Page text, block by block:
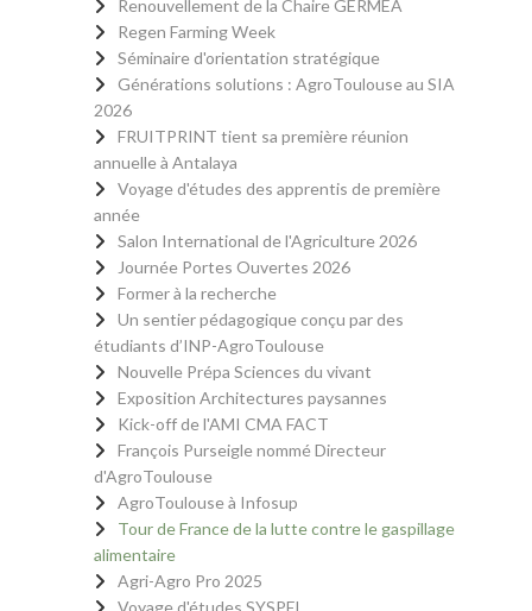
Renouvellement de la Chaire GERMEA
Regen Farming Week
Séminaire d'orientation stratégique
Générations solutions : AgroToulouse au SIA
2026
FRUITPRINT tient sa première réunion
annuelle à Antalaya
Voyage d'études des apprentis de première
année
Salon International de l'Agriculture 2026
Journée Portes Ouvertes 2026
Former à la recherche
Un sentier pédagogique conçu par des
étudiants d’INP-AgroToulouse
Nouvelle Prépa Sciences du vivant
Exposition Architectures paysannes
Kick-off de l'AMI CMA FACT
François Purseigle nommé Directeur
d'AgroToulouse
AgroToulouse à Infosup
Tour de France de la lutte contre le gaspillage
alimentaire
Agri-Agro Pro 2025